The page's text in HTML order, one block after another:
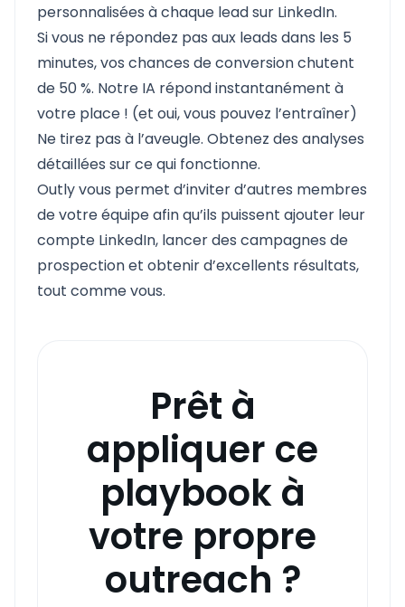
personnalisées à chaque lead sur LinkedIn.
Si vous ne répondez pas aux leads dans les 5
minutes, vos chances de conversion chutent
de 50 %. Notre IA répond instantanément à
votre place ! (et oui, vous pouvez l’entraîner)
Ne tirez pas à l’aveugle. Obtenez des analyses
détaillées sur ce qui fonctionne.
Outly vous permet d’inviter d’autres membres
de votre équipe afin qu’ils puissent ajouter leur
compte LinkedIn, lancer des campagnes de
prospection et obtenir d’excellents résultats,
tout comme vous.
Prêt à
appliquer ce
playbook à
votre propre
outreach ?